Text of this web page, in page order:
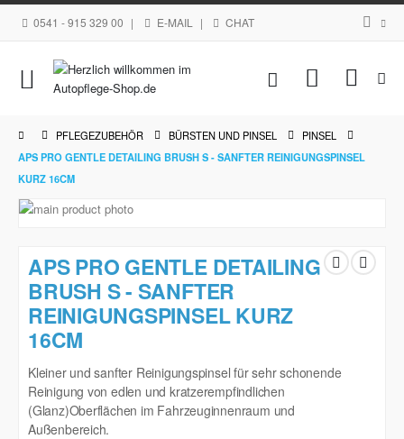
0541 - 915 329 00 | E-MAIL | CHAT
Navigation
umschalten
Mein
PFLEGEZUBEHÖR BÜRSTEN UND PINSEL
PINSEL
APS PRO GENTLE DETAILING BRUSH S - SANFTER REINIGUNGSPINSEL
KURZ 16CM
Zum
Bildgalerie
springen
Anfang
der
Bildgalerie
springen
APS PRO GENTLE DETAILING
BRUSH S - SANFTER
REINIGUNGSPINSEL KURZ
16CM
Kleiner und sanfter Reinigungspinsel für sehr schonende
Reinigung von edlen und kratzerempfindlichen
(Glanz)Oberflächen im Fahrzeuginnenraum und
Außenbereich.